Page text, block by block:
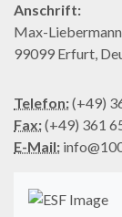
Anschrift:
Max-
99099 Erfurt,
Telefon:(+49)
Fax:(+49) 361
E-Mail: